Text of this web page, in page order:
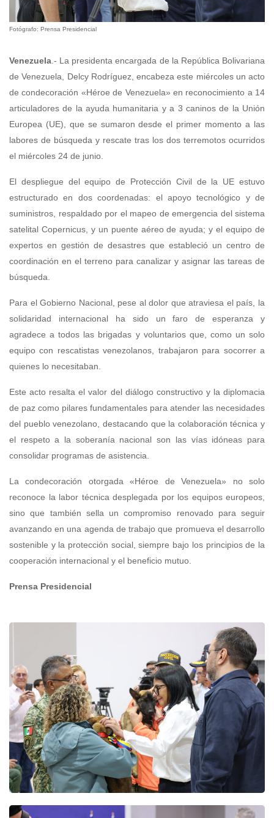
Fotógrafo: Prensa Presidencial
Venezuela .- La presidenta encargada de la República Bolivariana
de Venezuela, Delcy Rodríguez, encabeza este miércoles un acto
de condecoración «Héroe de Venezuela» en reconocimiento a 14
articuladores de la ayuda humanitaria y a 3 caninos de la Unión
Europea (UE), que se sumaron desde el primer momento a las
labores de búsqueda y rescate tras los dos terremotos ocurridos
el miércoles 24 de junio.
El despliegue del equipo de Protección Civil de la UE estuvo
estructurado en dos coordenadas: el apoyo tecnológico y de
suministros, respaldado por el mapeo de emergencia del sistema
satelital Copernicus, y un puente aéreo de ayuda; y el equipo de
expertos en gestión de desastres que estableció un centro de
coordinación en el terreno para canalizar y asignar las tareas de
búsqueda.
Para el Gobierno Nacional, pese al dolor que atraviesa el país, la
solidaridad internacional ha sido un faro de esperanza y
agradece a todos las brigadas y voluntarios que, como un solo
equipo con rescatistas venezolanos, trabajaron para socorrer a
quienes lo necesitaban.
Este acto resalta el valor del diálogo constructivo y la diplomacia
de paz como pilares fundamentales para atender las necesidades
del pueblo venezolano, destacando que la colaboración técnica y
el respeto a la soberanía nacional son las vías idóneas para
consolidar programas de asistencia.
La condecoración otorgada «Héroe de Venezuela» no solo
reconoce la labor técnica desplegada por los equipos europeos,
sino que también sella un compromiso renovado para seguir
avanzando en una agenda de trabajo que promueva el desarrollo
sostenible y la protección social, siempre bajo los principios de la
cooperación internacional y el beneficio mutuo.
Prensa Presidencial